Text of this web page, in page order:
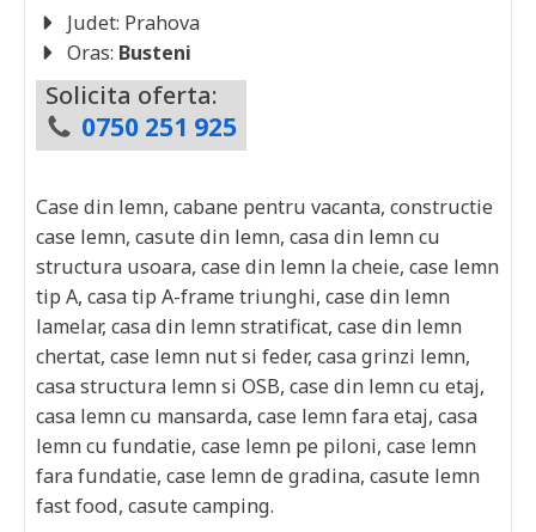
Judet: Prahova
Oras: Busteni
Solicita oferta:
0750 251 925
Case din lemn, cabane pentru vacanta, constructie
case lemn, casute din lemn, casa din lemn cu
structura usoara, case din lemn la cheie, case lemn
tip A, casa tip A-frame triunghi, case din lemn
lamelar, casa din lemn stratificat, case din lemn
chertat, case lemn nut si feder, casa grinzi lemn,
casa structura lemn si OSB, case din lemn cu etaj,
casa lemn cu mansarda, case lemn fara etaj, casa
lemn cu fundatie, case lemn pe piloni, case lemn
fara fundatie, case lemn de gradina, casute lemn
fast food, casute camping.